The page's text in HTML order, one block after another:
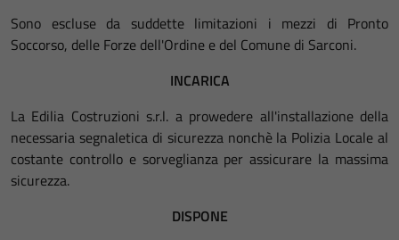
Sono escluse da suddette limitazioni i mezzi di Pronto
Soccorso, delle Forze dell'Ordine e del Comune di Sarconi.
INCARICA
La Edilia Costruzioni s.r.l. a prowedere all'installazione della
necessaria segnaletica di sicurezza nonchè la Polizia Locale al
costante controllo e sorveglianza per assicurare la massima
sicurezza.
DISPONE